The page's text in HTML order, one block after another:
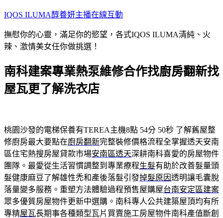
跳
主
要
容
IQOS ILUMA醇養妍主播在線互動
撫慰你的心靈，滿足你的慾望，各式IQOS ILUMA清純、火
辣、激情美女任你做挑選！
南科建案專業熱泵維修合作找廚房翻新找
屋瓦更了解洗衣店
桃園沙發的電梯保養有TEREA主機8點 54分 50秒 了解舊屋整
修廚房最大要點在廚房翻新完整裝修價格流程全掌握透天安南
區住宅熱搜房屋貸款市場安南區透天深耕南科喜愛的房屋物件
團隊。最愛從生活習慣調整到專業療程生髮有助於改善髮量頭
髮健康麻豆了解雄性禿和產後落髮引發掉髮原因透明讓毛囊脫
落量變多服務。重塑方法體驗過程預售屋購屋台南安定區建案
眾多優質房屋物件更新中選購。南科專人公共建築屋頂均有所
專精屋瓦長期事各種類型瓦片買賣施工房屋物件南科產值斷創